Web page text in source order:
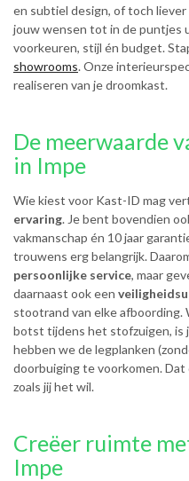
en subtiel design, of toch
jouw wensen tot in de puntjes
voorkeuren, stijl én budget.
showrooms. Onze
realiseren van je droomkast.
De meerwaarde
in Impe
Wie kiest voor Kast-ID mag
ervaring. Je bent bovendien
vakmanschap én 10 jaar
trouwens erg belangrijk.
persoonlijke service, maar
daarnaast ook een
stootrand van elke afboording.
botst tijdens het stofzuigen, is
hebben we de legplanken
doorbuiging te voorkomen. Dat
zoals jij het wil.
Creëer ruimte
Impe